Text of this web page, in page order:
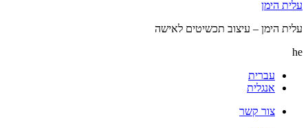
עלית הימן
עלית הימן – עיצוב תכשיטים לאישה
he
עברית
אנגלית
צור קשר